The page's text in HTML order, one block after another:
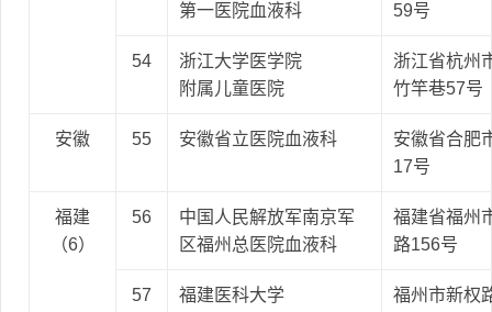
第一医院血液科
59号
54
浙江大学医学院
附属儿童医院
浙江省杭州
竹竿巷57号
安徽 55 安徽省立医院血液科
安徽省合肥
17号
福建
（6）
56
中国人民解放军南京军
区福州总医院血液科
福建省福州
路156号
57
福建医科大学
福州市新权